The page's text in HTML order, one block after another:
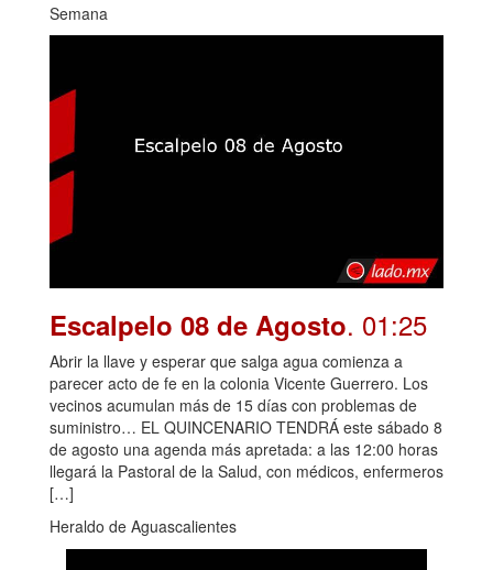
Semana
Escalpelo 08 de Agosto. 01:25
Abrir la llave y esperar que salga agua comienza a
parecer acto de fe en la colonia Vicente Guerrero. Los
vecinos acumulan más de 15 días con problemas de
suministro… EL QUINCENARIO TENDRÁ este sábado 8
de agosto una agenda más apretada: a las 12:00 horas
llegará la Pastoral de la Salud, con médicos, enfermeros
[…]
Heraldo de Aguascalientes